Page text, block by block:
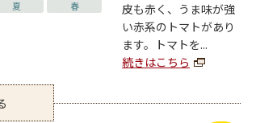
夏 春
皮も赤く、うま味が強
い赤系のトマトがあり
ます。トマトを...
続きはこちら